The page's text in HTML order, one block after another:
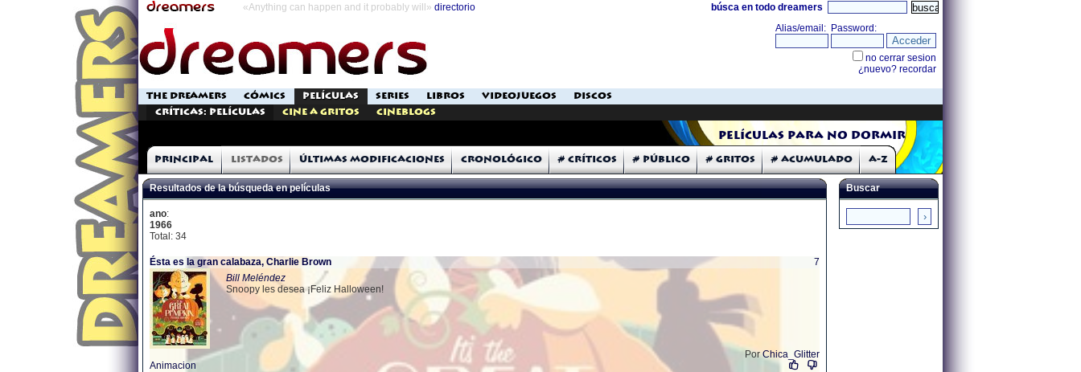
«Anything can happen and it probably will» directorio búsca en todo dreamers
THE DREAMERS CÓMICS PELÍCULAS SERIES LIBROS VIDEOJUEGOS
DISCOS
Críticas: Películas
Cine a Gritos Cineblogs
Películas para no dormir
Principal Listados Últimas modificaciones Cronológico # Críticos # Público # Gritos # Acumulado A-Z
Resultados de la búsqueda en películas
ano:
1966
Total: 34
Ésta es la gran calabaza, Charlie Brown
7
Bill Meléndez
Snoopy les desea ¡Feliz Halloween!
PorChica_Glitter
Animacion
Buscar